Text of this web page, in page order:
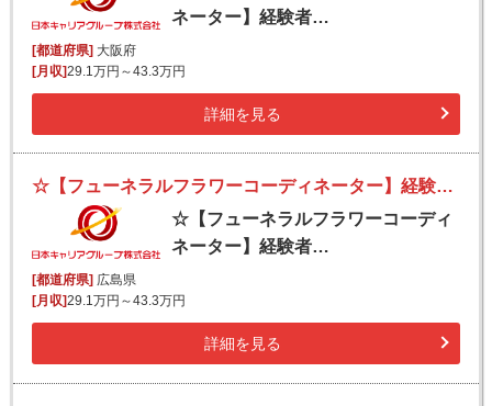
ネーター】経験者…
[都道府県]大阪府
[月収]29.1万円～43.3万円
詳細を見る
☆【フューネラルフラワーコーディネーター】経験者優遇／スキルを活かす！創業150年の伝統と実績・新しい挑戦
☆【フューネラルフラワーコーディ
ネーター】経験者…
[都道府県] 広島県
[月収]29.1万円～43.3万円
詳細を見る